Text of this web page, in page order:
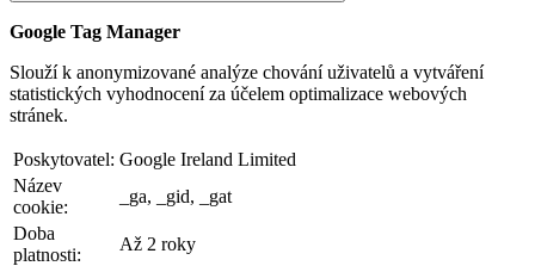
Google Tag Manager
Slouží k anonymizované analýze chování uživatelů a vytváření
statistických vyhodnocení za účelem optimalizace webových
stránek.
Poskytovatel: Google Ireland Limited
Název
cookie:
_ga, _gid, _gat
Doba
platnosti:
Až 2 roky